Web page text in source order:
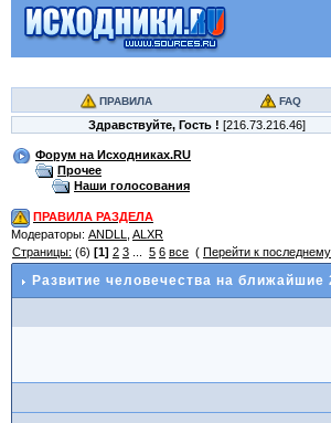
ПРАВИЛА FAQ
Здравствуйте, Гость ! [216.73.216.46]
Форум на Исходниках.RU
Прочее
Наши голосования
ПРАВИЛА РАЗДЕЛА
Модераторы: ANDLL
ALXR
Страницы: (6) [1] 2 3 5 6 все ( Перейти к
Развитие человечества на ближайшие